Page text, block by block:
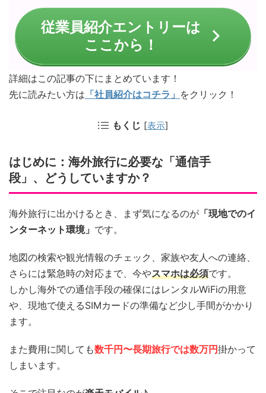
従業員紹介エントリーは
ここから！
詳細はこの記事の下にまとめています！
先に読みたい方は 「社員紹介はコチラ」 をクリック！
もくじ [表示]
はじめに：海外旅行に必要な「通信手
段」、どうしていますか？
海外旅行に出かけるとき、まず気になるのが 「現地でのイ
ンターネット環境」 です。
地図の検索や観光情報のチェック、家族や友人への連絡、
さらには緊急時の対応まで、今やスマホは必須です。
しかし海外での通信手段の確保にはレンタルWiFiの用意
や、現地で使えるSIMカードの準備など少し手間がかかり
ます。
また費用に関しても数千円〜長期旅行では数万円掛かって
しまいます。